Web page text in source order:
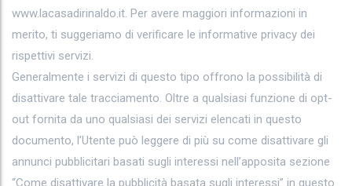
www.lacasadirinaldo.it. Per avere maggiori informazioni in
merito, ti suggeriamo di verificare le informative privacy dei
rispettivi servizi.
Generalmente i servizi di questo tipo offrono la possibilità di
disattivare tale tracciamento. Oltre a qualsiasi funzione di opt-
out fornita da uno qualsiasi dei servizi elencati in questo
documento, l’Utente può leggere di più su come disattivare gli
annunci pubblicitari basati sugli interessi nell’apposita sezione
“Come disattivare la pubblicità basata sugli interessi” in questo